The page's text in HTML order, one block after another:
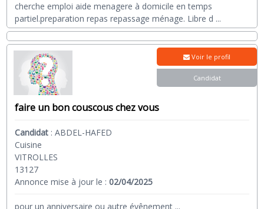
cherche emploi aide menagere à domicile en temps
partiel.preparation repas repassage ménage. Libre d ...
faire un bon couscous chez vous
Candidat :ABDEL-HAFED
Cuisine
VITROLLES
13127
Annonce mise à jour le :02/04/2025
pour un anniversaire ou autre évênement ...
Voir le profil
Candidat